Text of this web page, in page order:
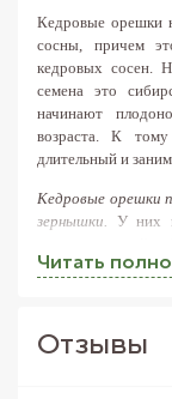
Читать
Кедровые орешки
сосны, причем
кедровых сосен.
семена это
начинают
возраста. К
длительный и
Кедровые орешки
зернышки.
У них
орехов, как в
являются
Отзывы